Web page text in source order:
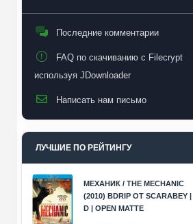
Последние комментарии
FAQ по скачиванию с Filecrypt
используя JDownloader
Написать нам письмо
ЛУЧШИЕ ПО РЕЙТИНГУ
МЕХАНИК / THE MECHANIC
(2010) BDRIP ОТ SCARABEY |
D | OPEN MATTE